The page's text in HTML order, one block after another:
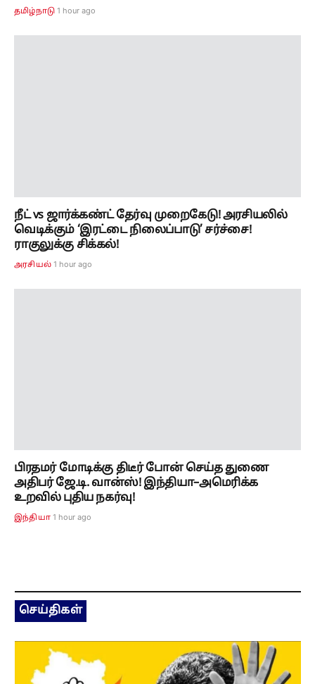
தமிழ்நாடு 1 hour ago
நீட் vs ஜார்க்கண்ட் தேர்வு முறைகேடு! அரசியலில்
வெடிக்கும் ‘இரட்டை நிலைப்பாடு’ சர்ச்சை!
ராகுலுக்கு சிக்கல்!
அரசியல் 1 hour ago
பிரதமர் மோடிக்கு திடீர் போன் செய்த துணை
அதிபர் ஜே.டி. வான்ஸ்! இந்தியா–அமெரிக்க
உறவில் புதிய நகர்வு!
இந்தியா 1 hour ago
செய்திகள்